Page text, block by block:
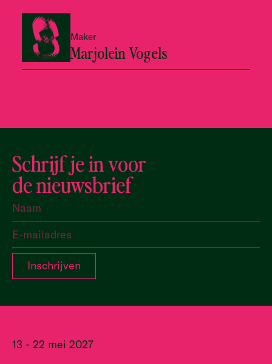
Maker
Marjolein Vogels
Schrijf je in voor
de nieuwsbrief
13 - 22 mei 2027